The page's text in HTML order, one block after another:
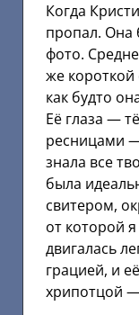
Когда
пропал. Она
фото.
же короткой
как будто
Её глаза —
ресницами
знала все
была
свитером,
от которой
двигалась
грацией, и
хрипотцой